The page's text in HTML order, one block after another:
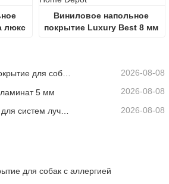
люкс
Виниловое напольное
покрытие Luxury Best 8 мм
Лучшее напольное покрытие для собак с аллергией 2026-08-08
5 мм 2026-08-08
2026-08-08
для собак с аллергией